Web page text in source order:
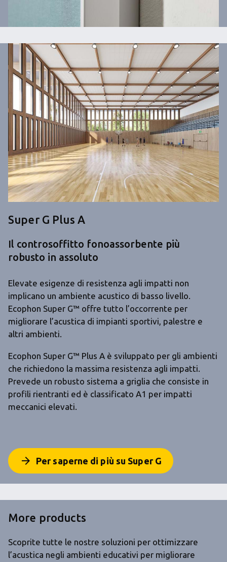
Super G Plus A
Il controsoffitto fonoassorbente più
robusto in assoluto
Elevate esigenze di resistenza agli impatti non
implicano un ambiente acustico di basso livello.
Ecophon Super G™ offre tutto l’occorrente per
migliorare l’acustica di impianti sportivi, palestre e
altri ambienti.
Ecophon Super G™ Plus A è sviluppato per gli ambienti
che richiedono la massima resistenza agli impatti.
Prevede un robusto sistema a griglia che consiste in
profili rientranti ed è classificato A1 per impatti
meccanici elevati.
arrow_forward Per saperne di più su Super G
More products
Scoprite tutte le nostre soluzioni per ottimizzare
l’acustica negli ambienti educativi per migliorare